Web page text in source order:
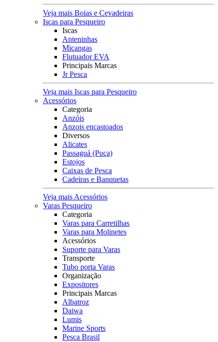
Veja mais Boias e Cevadeiras
Iscas para Pesqueiro
Iscas
Anteninhas
Miçangas
Flutuador EVA
Principais Marcas
Jr Pesca
Veja mais Iscas para Pesqueiro
Acessórios
Categoria
Anzóis
Anzois encastoados
Diversos
Alicates
Passaguá (Puça)
Estojos
Caixas de Pesca
Cadeiras e Banquetas
Veja mais Acessórios
Varas Pesqueiro
Categoria
Varas para Carretilhas
Varas para Molinetes
Acessórios
Suporte para Varas
Transporte
Tubo porta Varas
Organização
Expositores
Principais Marcas
Albatroz
Daiwa
Lumis
Marine Sports
Pesca Brasil